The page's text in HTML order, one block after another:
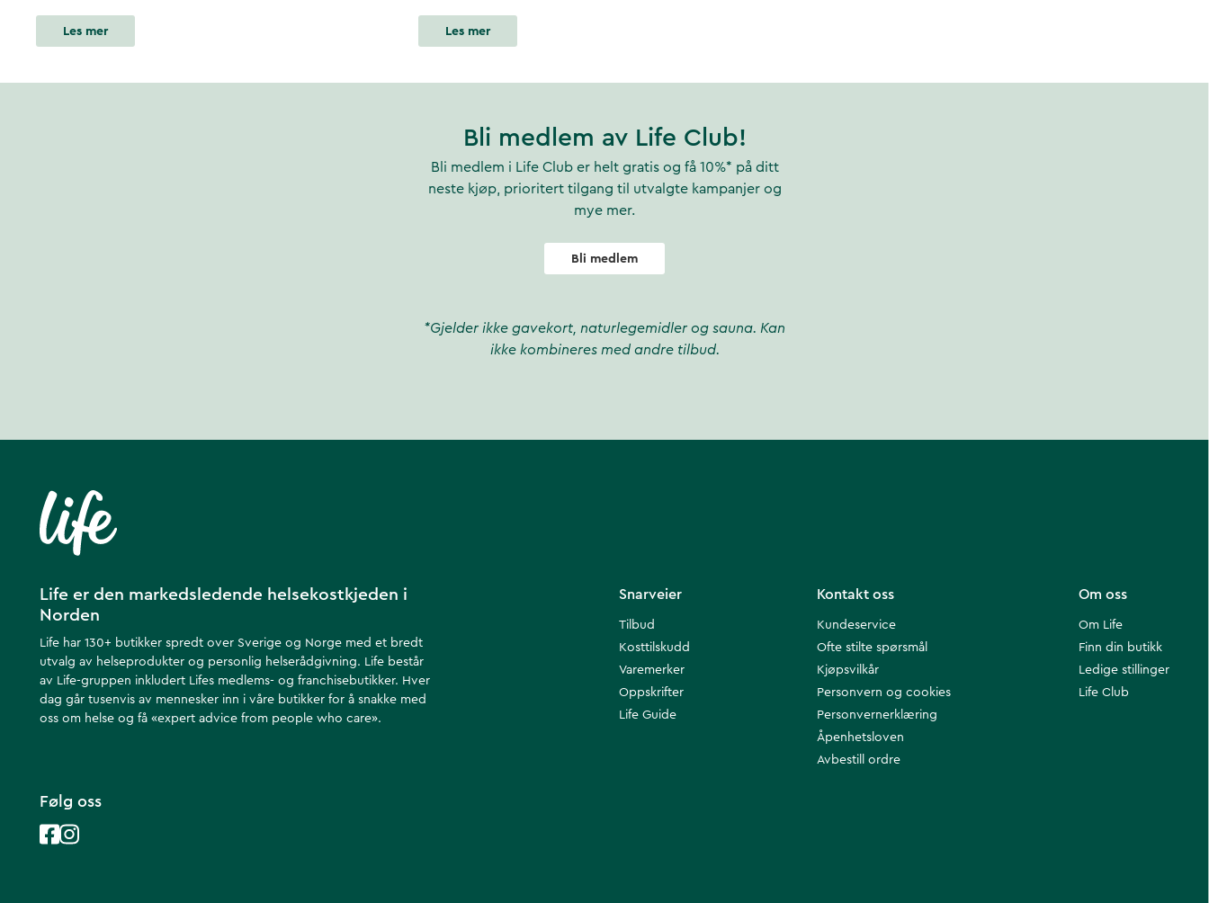
Les mer Les mer
Bli medlem av Life Club!
Bli medlem i Life Club er helt gratis og få 10%* på ditt
neste kjøp, prioritert tilgang til utvalgte kampanjer og
mye mer.
Bli medlem
*Gjelder ikke gavekort, naturlegemidler og sauna. Kan
ikke kombineres med andre tilbud.
Life er den markedsledende helsekostkjeden i
Norden
Life har 130+ butikker spredt over Sverige og Norge med et bredt
utvalg av helseprodukter og personlig helserådgivning. Life består
av Life-gruppen inkludert Lifes medlems- og franchisebutikker. Hver
dag går tusenvis av mennesker inn i våre butikker for å snakke med
oss om helse ​​og få «expert advice from people who care».
Om oss
Om Life
Finn din butikk
Ledige stillinger
Life Club
Kontakt oss
Kundeservice
Ofte stilte spørsmål
Kjøpsvilkår
Personvern og cookies
Personvernerklæring
Åpenhetsloven
Avbestill ordre
Snarveier
Tilbud
Kosttilskudd
Varemerker
Oppskrifter
Life Guide
Følg oss